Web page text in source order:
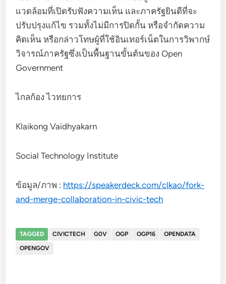
แวดล้อมที่เปิดรับฟังความเห็น และภาครัฐยินดีที่จะ
ปรับปรุงแก้ไข รวมทั้งไม่มีการปิดกั้น หรือจำกัดความ
คิดเห็น หรือกล่าวโทษผู้ที่ใช้อินเทอร์เน็ตในการวิพากษ์
วิจารณ์ภาครัฐซึ่งเป็นพื้นฐานขั้นต้นของ Open
Government
ไกลก้อง ไวทยการ
Klaikong Vaidhyakarn
Social Technology Institute
ข้อมูล/ภาพ : https://speakerdeck.com/clkao/fork-
and-merge-collaboration-in-civic-tech
TAGGED CIVICTECH G0V OGP OGP16
OPENDATA
OPENGOV